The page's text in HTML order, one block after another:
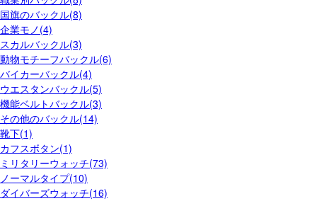
国旗のバックル(8)
企業モノ(4)
スカルバックル(3)
動物モチーフバックル(6)
バイカーバックル(4)
ウエスタンバックル(5)
機能ベルトバックル(3)
その他のバックル(14)
靴下(1)
カフスボタン(1)
ミリタリーウォッチ(73)
ノーマルタイプ(10)
ダイバーズウォッチ(16)